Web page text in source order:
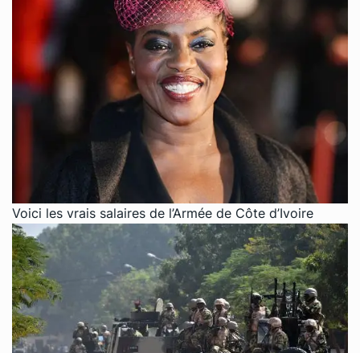
Voici les vrais salaires de l’Armée de Côte d’Ivoire